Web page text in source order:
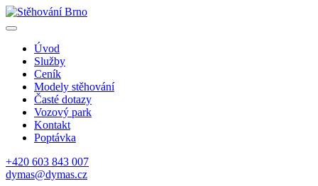
Úvod
Služby
Ceník
Modely stěhování
Časté dotazy
Vozový park
Kontakt
Poptávka
+420 603 843 007
dymas@dymas.cz